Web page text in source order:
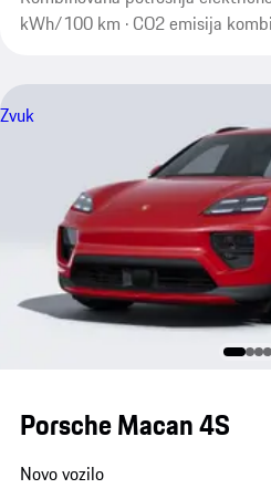
kWh/100 km · CO2 emisija
Zvuk
Porsche Macan 4S
Novo vozilo